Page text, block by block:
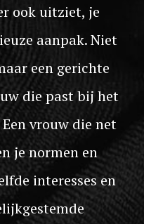
ook uitziet, je
aanpak. Niet
een gerichte
die past bij het
vrouw die net
je normen en
interesses en